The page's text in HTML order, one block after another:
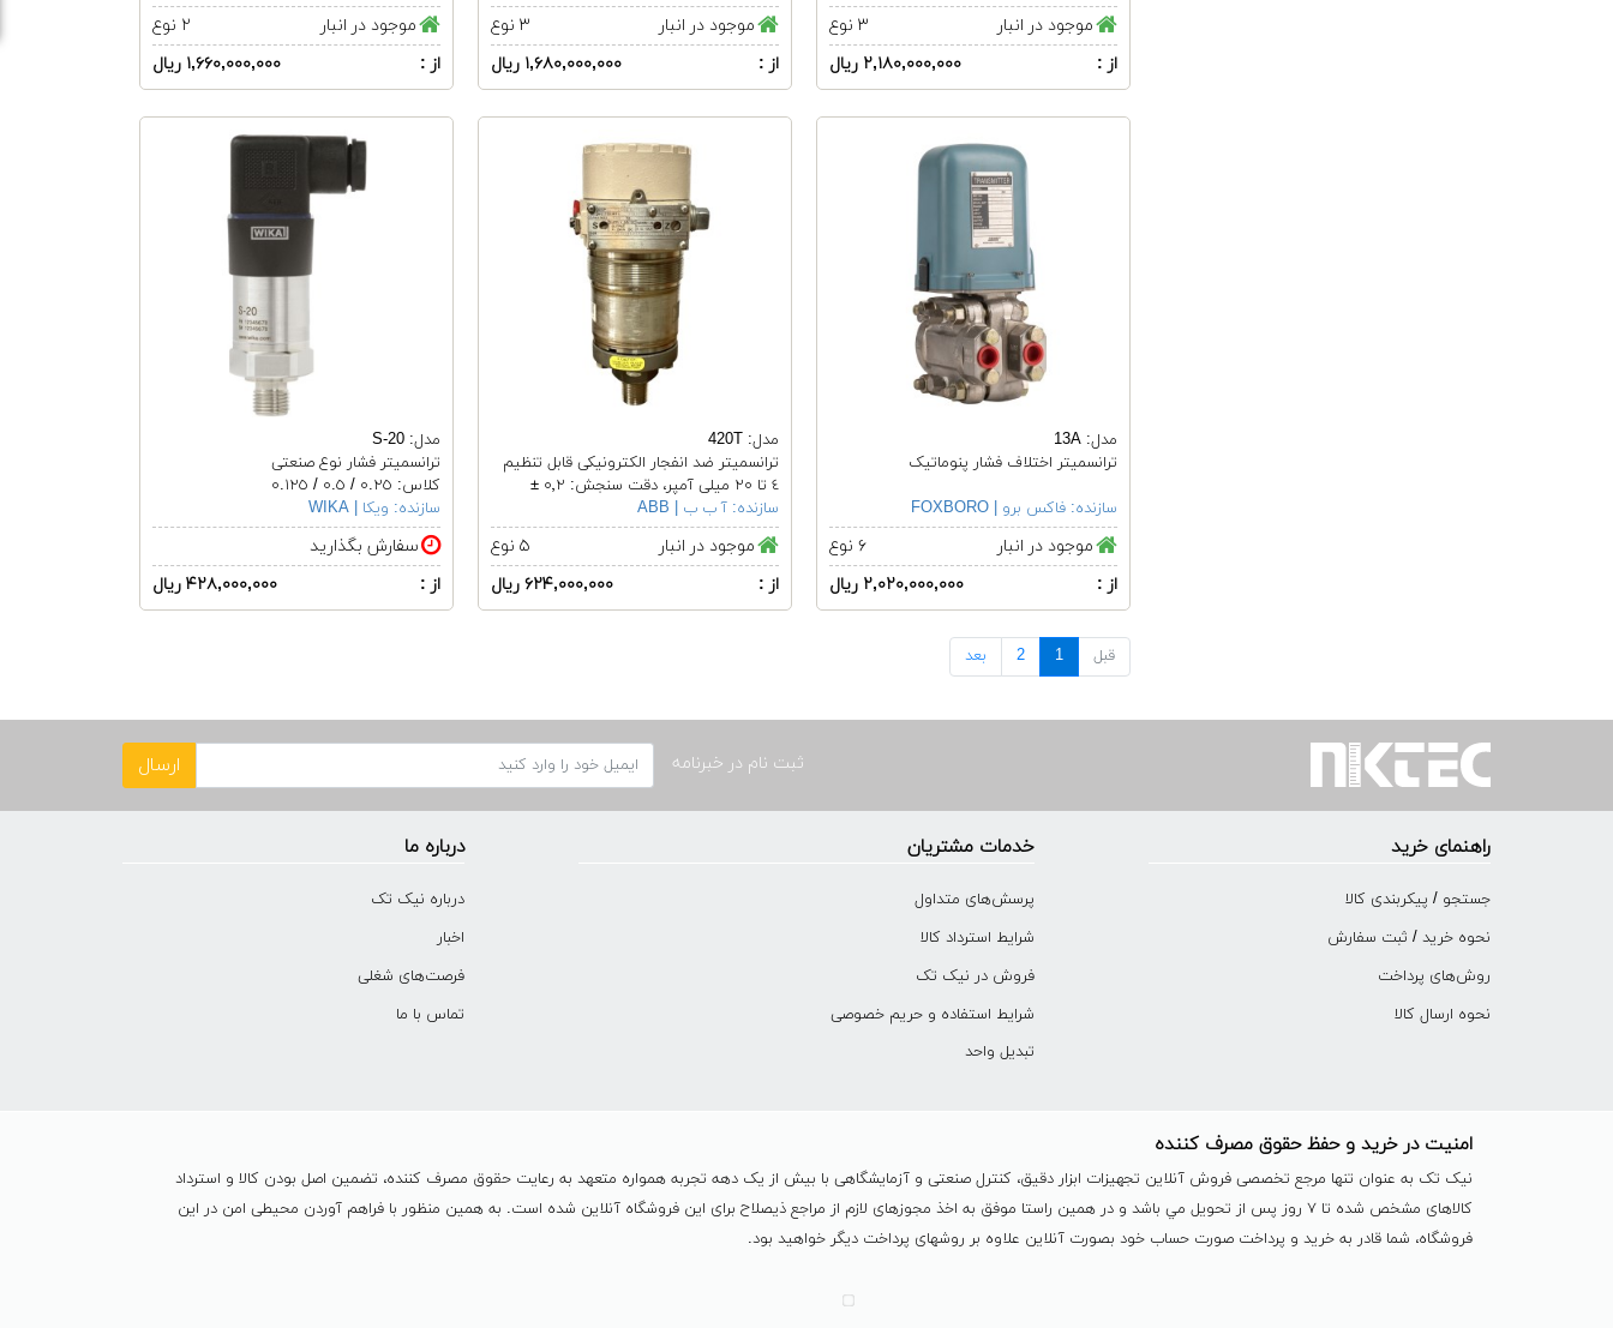
موجود در انبار
۳ نوع
از :
۲,۱۸۰,۰۰۰,۰۰۰ ریال
موجود در انبار
۳ نوع
از :
۱,۶۸۰,۰۰۰,۰۰۰ ریال
موجود در انبار
۲ نوع
از :
۱,۶۶۰,۰۰۰,۰۰۰ ریال
مدل: 13A
ترانسمیتر اختلاف فشار پنوماتیک
سازنده: فاکس برو | FOXBORO
موجود در انبار
۶ نوع
از :
۲,۰۲۰,۰۰۰,۰۰۰ ریال
مدل: 420T
ترانسمیتر ضد انفجار الکترونیکی قابل تنظیم
٤ تا ٢٠ میلی آمپر، دقت سنجش: ٠٬٢ ±
سازنده: آ ب ب | ABB
موجود در انبار
۵ نوع
از :
۶۲۴,۰۰۰,۰۰۰ ریال
مدل: S-20
ترانسمیتر فشار نوع صنعتی
کلاس: ٠.٢٥ / ٠.٥ / ٠.١٢٥
سازنده: ویکا | WIKA
سفارش بگذارید
از :
۴۲۸,۰۰۰,۰۰۰ ریال
قبل 1
2 بعد
ثبت نام در خبرنامه ارسال
راهنمای خرید
جستجو / پیکربندی کالا
نحوه خرید / ثبت سفارش
روش‌های پرداخت
نحوه ارسال کالا
خدمات مشتریان
پرسش‌های متداول
شرایط استرداد کالا
فروش در نیک تک
شرایط استفاده و حریم خصوصی
تبدیل واحد
درباره ما
درباره نیک تک
اخبار
فرصت‌های شغلی
تماس با ما
امنیت در خرید و حفظ حقوق مصرف کننده
نیک تک به عنوان تنها مرجع تخصصی فروش آنلاین تجهیزات ابزار دقیق، کنترل صنعتی و آزمایشگاهی با بیش از یک دهه تجربه همواره متعهد به رعایت حقوق مصرف کننده، تضمین اصل بودن کالا و استرداد
کالاهای مشخص شده تا ٧ روز پس از تحویل مي باشد و در همين راستا موفق به اخذ مجوزهای لازم از مراجع ذیصلاح برای این فروشگاه آنلاین شده است. به همين منظور با فراهم آوردن محیطی امن در این
فروشگاه، شما قادر به خرید و پرداخت صورت حساب خود بصورت آنلاین علاوه بر روشهای پرداخت دیگر خواهید بود.